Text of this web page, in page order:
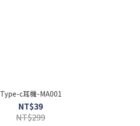
Type-c耳機-MA001
NT$39
NT$299